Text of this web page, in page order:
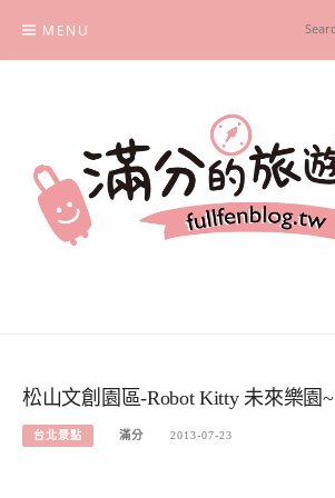
content
MENU
松山文創園區-Robot Kitty 未來樂園~
台北景點 滿分 2013-07-23